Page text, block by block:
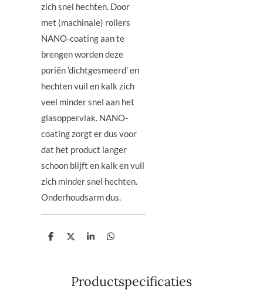
zich snel hechten. Door
met (machinale) rollers
NANO-coating aan te
brengen worden deze
poriën 'dichtgesmeerd' en
hechten vuil en kalk zich
veel minder snel aan het
glasoppervlak. NANO-
coating zorgt er dus voor
dat het product langer
schoon blijft en kalk en vuil
zich minder snel hechten.
Onderhoudsarm dus.
D
D
S
D
Productspecificaties